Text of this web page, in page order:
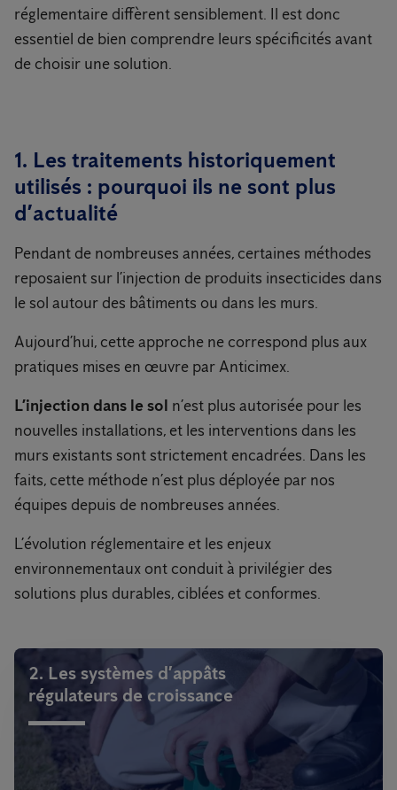
réglementaire diffèrent sensiblement. Il est donc
essentiel de bien comprendre leurs spécificités avant
de choisir une solution.
1. Les traitements historiquement
utilisés : pourquoi ils ne sont plus
d’actualité
Pendant de nombreuses années, certaines méthodes
reposaient sur l’injection de produits insecticides dans
le sol autour des bâtiments ou dans les murs.
Aujourd’hui, cette approche ne correspond plus aux
pratiques mises en œuvre par Anticimex.
L’injection dans le sol n’est plus autorisée pour les
nouvelles installations, et les interventions dans les
murs existants sont strictement encadrées. Dans les
faits, cette méthode n’est plus déployée par nos
équipes depuis de nombreuses années.
L’évolution réglementaire et les enjeux
environnementaux ont conduit à privilégier des
solutions plus durables, ciblées et conformes.
2. Les systèmes d’appâts
régulateurs de croissance